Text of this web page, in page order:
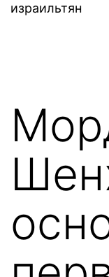
израильтян